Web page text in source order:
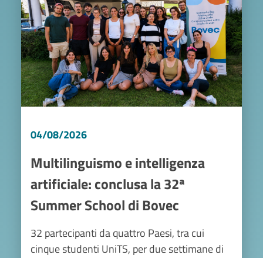
04/08/2026
Multilinguismo e intelligenza
artificiale: conclusa la 32ª
Summer School di Bovec
32 partecipanti da quattro Paesi, tra cui
cinque studenti UniTS, per due settimane di